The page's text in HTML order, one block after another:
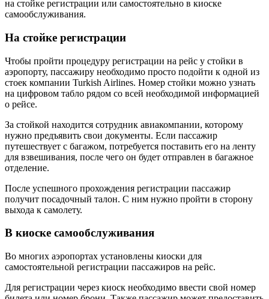
на стойке регистрации или самостоятельно в киоске
самообслуживания.
На стойке регистрации
Чтобы пройти процедуру регистрации на рейс у стойки в
аэропорту, пассажиру необходимо просто подойти к одной из
стоек компании Turkish Airlines. Номер стойки можно узнать
на цифровом табло рядом со всей необходимой информацией
о рейсе.
За стойкой находится сотрудник авиакомпании, которому
нужно предъявить свои документы. Если пассажир
путешествует с багажом, потребуется поставить его на ленту
для взвешивания, после чего он будет отправлен в багажное
отделение.
После успешного прохождения регистрации пассажир
получит посадочный талон. С ним нужно пройти в сторону
выхода к самолету.
В киоске самообслуживания
Во многих аэропортах установлены киоски для
самостоятельной регистрации пассажиров на рейс.
Для регистрации через киоск необходимо ввести свой номер